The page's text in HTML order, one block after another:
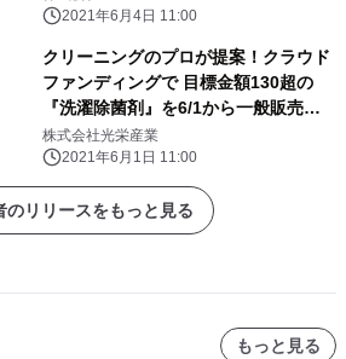
2021年6月4日 11:00
クリーニングのプロが提案！クラウド
ファンディングで 目標金額130超の
『洗濯除菌剤』を6/1から一般販売開
始
株式会社光栄産業
2021年6月1日 11:00
のリリースをもっと見る
もっと見る